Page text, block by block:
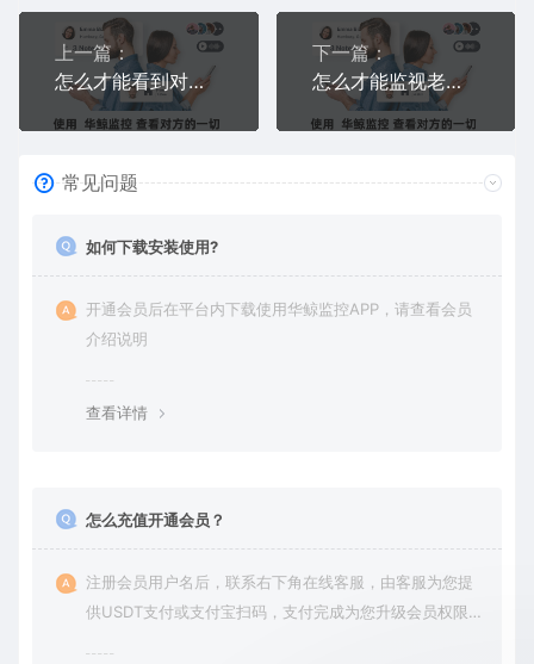
上一篇：
怎么才能看到对方的微信聊天记录不被发现？偷偷看，删了也能看
下一篇：
怎么才能监视老公的手机？不碰他手机，屏幕+微信+定位全监视
常见问题
如何下载安装使用?
开通会员后在平台内下载使用华鲸监控APP，请查看会员
介绍说明
查看详情
怎么充值开通会员？
注册会员用户名后，联系右下角在线客服，由客服为您提
供USDT支付或支付宝扫码，支付完成为您升级会员权限后